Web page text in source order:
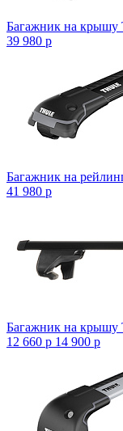
Багажник на крышу
39 980 p
Багажник на
41 980 p
Багажник на крышу
12 660 p 14 900 p